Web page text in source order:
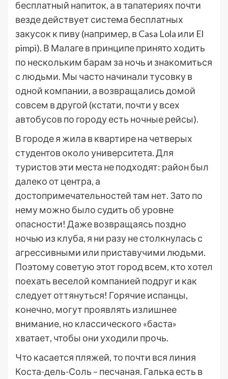
бесплатный напиток, а в тапатериях почти
везде действует система бесплатных
закусок к пиву (например, в Casa Lola или El
pimpi). В Малаге в принципе принято ходить
по нескольким барам за ночь и знакомиться
с людьми. Мы часто начинали тусовку в
одной компании, а возвращались домой
совсем в другой (кстати, почти у всех
автобусов по городу есть ночные рейсы).
В городе я жила в квартире на четверых
студентов около университета. Для
туристов эти места не подходят: район был
далеко от центра, а
достопримечательностей там нет. Зато по
нему можно было судить об уровне
опасности! Даже возвращаясь поздно
ночью из клуба, я ни разу не столкнулась с
агрессивными или приставучими людьми.
Поэтому советую этот город всем, кто хотел
поехать веселой компанией подруг и как
следует оттянуться! Горячие испанцы,
конечно, могут проявлять излишнее
внимание, но классического «баста»
хватает, чтобы они уходили прочь.
Что касается пляжей, то почти вся линия
Коста-дель-Соль – песчаная. Галька есть в